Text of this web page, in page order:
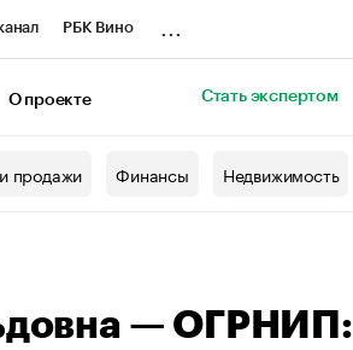
РБК Вино
О проекте Стать экспертом
продажи Финансы Недвижимость
— ОГРНИП: